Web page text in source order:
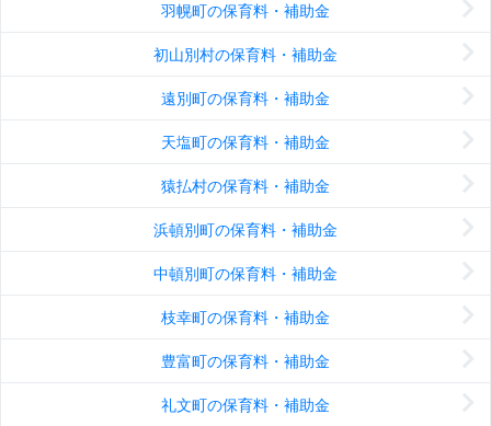
羽幌町の保育料・補助金
初山別村の保育料・補助金
遠別町の保育料・補助金
天塩町の保育料・補助金
猿払村の保育料・補助金
浜頓別町の保育料・補助金
中頓別町の保育料・補助金
枝幸町の保育料・補助金
豊富町の保育料・補助金
礼文町の保育料・補助金